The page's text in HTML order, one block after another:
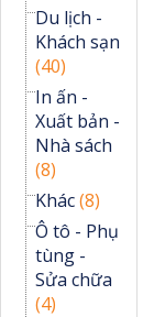
Du lịch -
Khách sạn
(40)
In ấn -
Xuất bản -
Nhà sách
(8)
Khác(8)
Ô tô - Phụ
tùng -
Sửa chữa
(4)